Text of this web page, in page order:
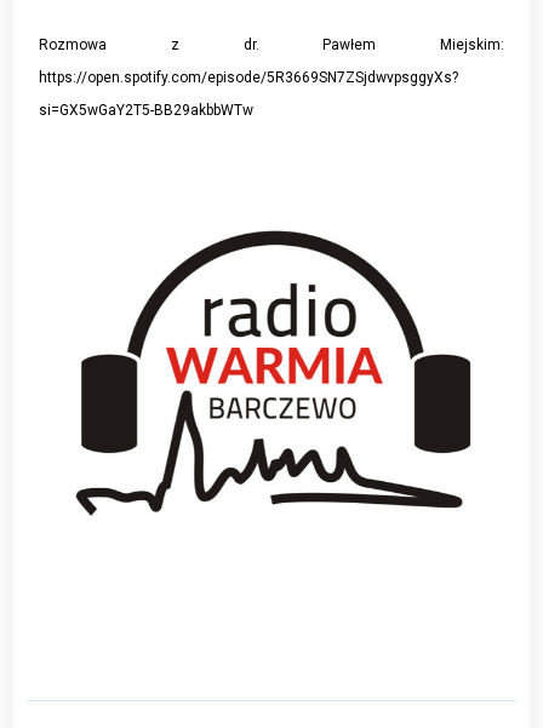
Rozmowa z dr. Pawłem Miejskim:
https://open.spotify.com/episode/5R3669SN7ZSjdwvpsggyXs?
si=GX5wGaY2T5-BB29akbbWTw